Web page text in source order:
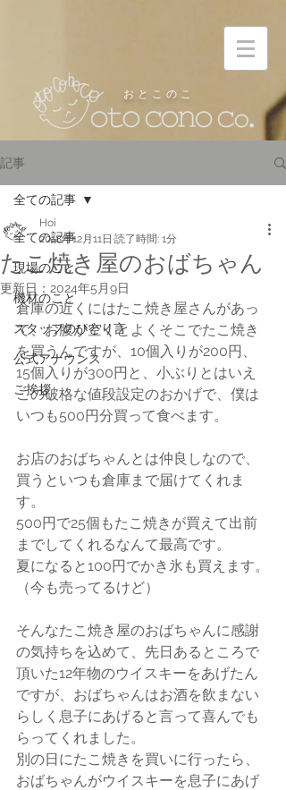
お と こ の こ
記事
全ての記事
現場のこと
機材のこと
スタッフのひとり言
公式アナウンス
ご挨拶
全ての記事
たこ焼き屋のおばちゃん
Hoi
2018年12月11日 読了時間: 1分
更新日： 2024年5月9日
倉庫の近くにはたこ焼き屋さんがあっ
て、お腹が空くとよくそこでたこ焼き
を買うんですが、10個入りが200円、
15個入りが300円と、小ぶりとはいえ
この破格な値段設定のおかげで、僕は
いつも500円分買って食べます。
お店のおばちゃんとは仲良しなので、
買うといつも倉庫まで届けてくれま
す。
500円で25個もたこ焼きが買えて出前
までしてくれるなんて最高です。
夏になると100円でかき氷も買えます。
（今も売ってるけど）
そんなたこ焼き屋のおばちゃんに感謝
の気持ちを込めて、先日あるところで
頂いた12年物のウイスキーをあげたん
ですが、おばちゃんはお酒を飲まない
らしく息子にあげると言って喜んでも
らってくれました。
別の日にたこ焼きを買いに行ったら、
おばちゃんがウイスキーを息子にあげ